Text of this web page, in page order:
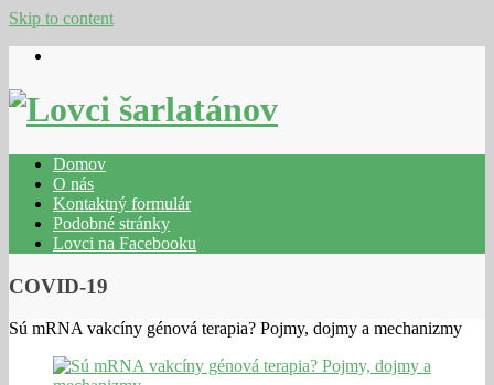
Skip to content
Domov
O nás
Kontaktný formulár
Podobné stránky
Lovci na Facebooku
COVID-19
Sú mRNA vakcíny génová terapia? Pojmy, dojmy a mechanizmy